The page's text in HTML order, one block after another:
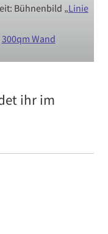
Bühnenbild „Linie
300qm Wand
ihr im